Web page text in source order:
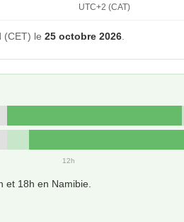
UTC+2 (CAT)
(CET) le 25 octobre 2026
12h
et 18h en Namibie.